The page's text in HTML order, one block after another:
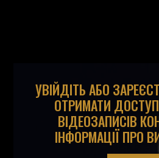
УВІЙДІТЬ АБО
ОТРИМАТИ
ВІДЕОЗАПИСІВ
ІНФОРМАЦІЇ ПРО